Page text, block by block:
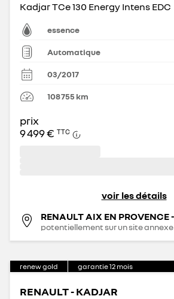
Kadjar TCe 130 Energy Intens EDC
essence
Automatique
03/2017
108 755 km
prix
9 499 € TTC
voir les détails
potentiellement sur un site annexe
renew gold garantie12 mois
RENAULT - KADJAR